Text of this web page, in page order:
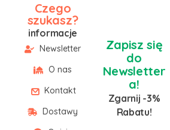
Czego
szukasz?
informacje
Newsletter
O nas
Kontakt
Dostawy
Zapisz się
do
Newsletter
a!
Zgarnij -3%
Rabatu!